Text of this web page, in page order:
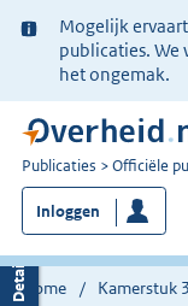
Ter
informatie:
Mogelijk
publicaties. We
het ongemak.
U
bent
nu
hier:
Publicaties Officiële
Inloggen
Home Kamerstuk